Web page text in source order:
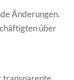
Änderungen.
über